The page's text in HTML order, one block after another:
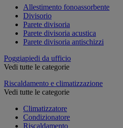
Allestimento fonoassorbente
Divisorio
Parete divisoria
Parete divisoria acustica
Parete divisoria antischizzi
Poggiapiedi da ufficio
Vedi tutte le categorie
Riscaldamento e climatizzazione
Vedi tutte le categorie
Climatizzatore
Condizionatore
Riscaldamento